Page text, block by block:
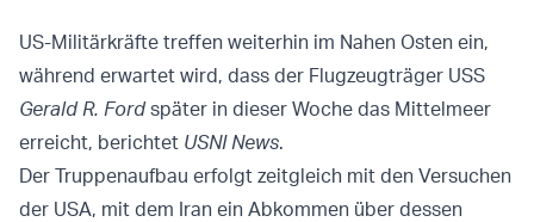
US-Militärkräfte treffen weiterhin im Nahen Osten ein,
während erwartet wird, dass der Flugzeugträger USS
Gerald R. Fordspäter in dieser Woche das Mittelmeer
erreicht, berichtet USNI News.
Der Truppenaufbau erfolgt zeitgleich mit den Versuchen
der USA, mit dem Iran ein Abkommen über dessen